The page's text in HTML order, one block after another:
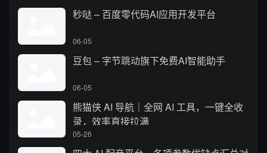
秒哒 – 百度零代码AI应用开发平台
06-05
豆包 – 字节跳动旗下免费AI智能助手
06-05
熊猫侠 AI 导航｜全网 AI 工具，一键全收
录，效率直接拉满
05-26